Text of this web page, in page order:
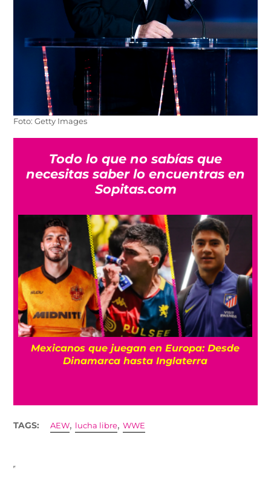
Foto: Getty Images
Todo lo que no sabías que
necesitas saber lo encuentras en
Sopitas.com
Mexicanos que juegan en Europa: Desde
Dinamarca hasta Inglaterra
TAGS: AEW, lucha libre,WWE